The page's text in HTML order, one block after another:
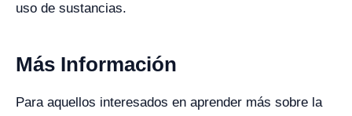
uso de sustancias.
Más Información
Para aquellos interesados en aprender más sobre la